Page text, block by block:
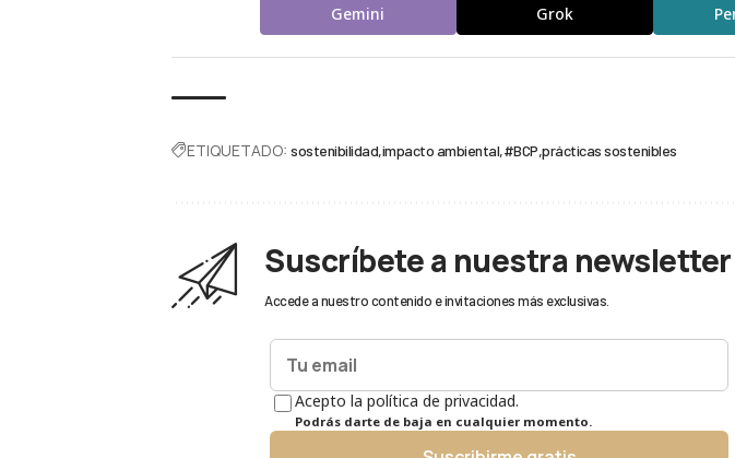
Gemini Grok
ETIQUETADO: sostenibilidad impacto ambiental #BCP prácticas sostenibles
Suscríbete a nuestra newsletter
Accede a nuestro contenido e invitaciones más exclusivas.
Acepto la política de privacidad.
Podrás darte de baja en cualquier momento.